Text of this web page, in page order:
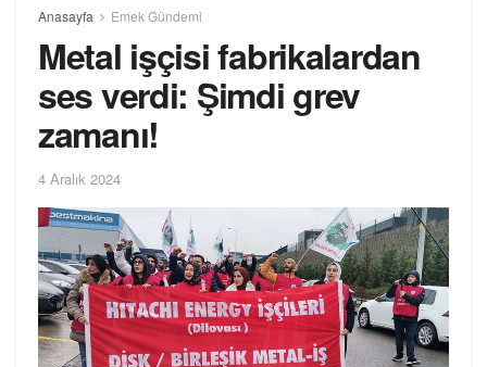
Anasayfa Emek Gündemi
Metal işçisi fabrikalardan
ses verdi: Şimdi grev
zamanı!
4 Aralık 2024